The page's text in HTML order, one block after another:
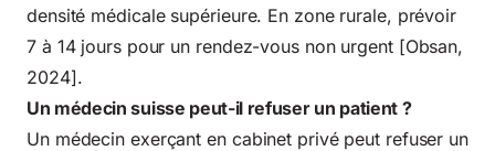
densité médicale supérieure. En zone rurale, prévoir
7 à 14 jours pour un rendez-vous non urgent [Obsan,
2024].
Un médecin suisse peut-il refuser un patient ?
Un médecin exerçant en cabinet privé peut refuser un